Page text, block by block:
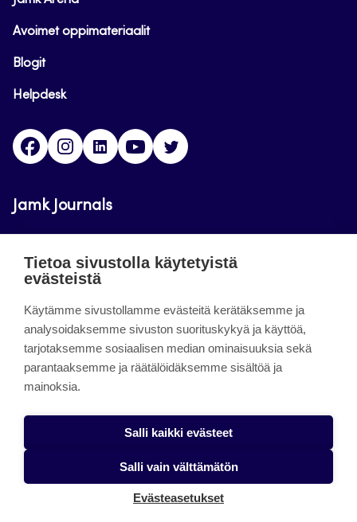
Avoimet oppimateriaalit
Blogit
Helpdesk
FacebookInstagram
LinkedInYoutube
Jamk Journals
luettavissa. Verkkolehtien tarkoituksena on tukea
innovaatiotoimintaa.
About the site
Jamkin verkkolehdet
Saavutettavuusseloste
Tietosuojaseloste
Tietoa sivustolla käytetyistä
evästeistä
Käytämme sivustollamme evästeitä kerätäksemme ja
analysoidaksemme sivuston suorituskykyä ja käyttöä,
tarjotaksemme sosiaalisen median ominaisuuksia sekä
parantaaksemme ja räätälöidäksemme sisältöä ja
mainoksia.
Salli kaikki evästeet
Salli vain välttämätön
Evästeasetukset